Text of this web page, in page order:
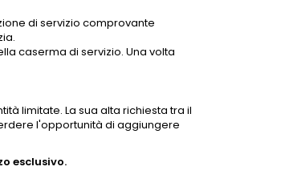
di servizio comprovante
caserma di servizio. Una volta
limitate. La sua alta richiesta tra il
l'opportunità di aggiungere
esclusivo.